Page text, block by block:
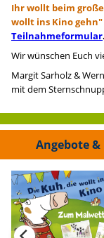
Ihr wollt beim
wollt ins Kino
Teilnahmeformular.
Wir wünschen Euch
Margit Sarholz &
mit dem
Angebote